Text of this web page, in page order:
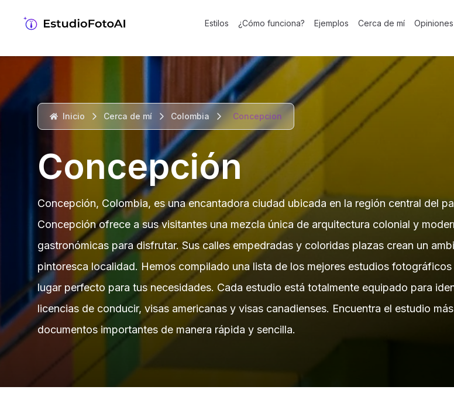
Estilos ¿Cómo funciona? Ejemplos Cerca de mí Opiniones
Inicio Cerca de mí Colombia Concepcion
Concepción
Concepción, Colombia, es una encantadora ciudad ubicada en la región central del
Concepción ofrece a sus visitantes una mezcla única de arquitectura colonial y
gastronómicas para disfrutar. Sus calles empedradas y coloridas plazas crean un
pintoresca localidad. Hemos compilado una lista de los mejores estudios
lugar perfecto para tus necesidades. Cada estudio está totalmente equipado para
licencias de conducir, visas americanas y visas canadienses. Encuentra el estudio
documentos importantes de manera rápida y sencilla.